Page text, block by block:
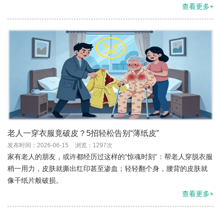
中共五大会址纪念馆暨中国共产党纪律建设历史陈列馆开展红色廉
示教育。
查看更多+
老人一穿衣服竟破皮？5招轻松告别“薄纸皮”
发布时间：2026-06-15 浏览：1297次
家有老人的朋友，或许都经历过这样的“惊魂时刻”：帮老人穿脱衣服
稍一用力，皮肤就撕出红印甚至渗血；轻轻翻个身，腰背的皮肤就
像干纸片般破损。
查看更多+